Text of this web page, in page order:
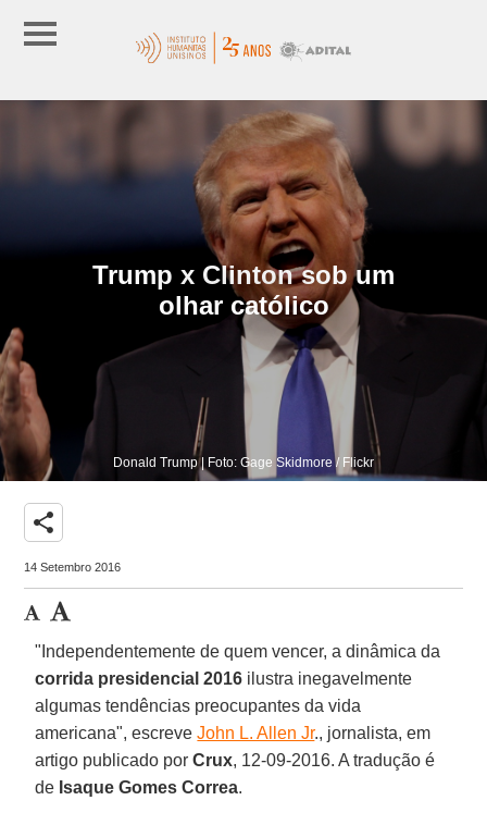
Trump x Clinton sob um
olhar católico
Donald Trump | Foto: Gage Skidmore / Flickr
share
14 Setembro 2016
"Independentemente de quem vencer, a dinâmica da
corrida presidencial 2016 ilustra inegavelmente
algumas tendências preocupantes da vida
americana", escreveJohn L. Allen Jr., jornalista, em
artigo publicado porCrux, 12-09-2016. A tradução é
de Isaque Gomes Correa.